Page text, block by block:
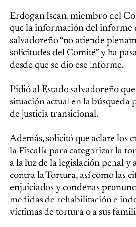
Erdogan Iscan, miembro del
que la información del informe
salvadoreño “no atiende
solicitudes del Comité” y ha
desde que se dio ese informe.
Pidió al Estado salvadoreño
situación actual en la búsqueda
de justicia transicional.
Además, solicitó que aclare los
la Fiscalía para categorizar la
a la luz de la legislación penal y
contra la Tortura, así como las
enjuiciados y condenas
medidas de rehabilitación e
víctimas de tortura o a sus